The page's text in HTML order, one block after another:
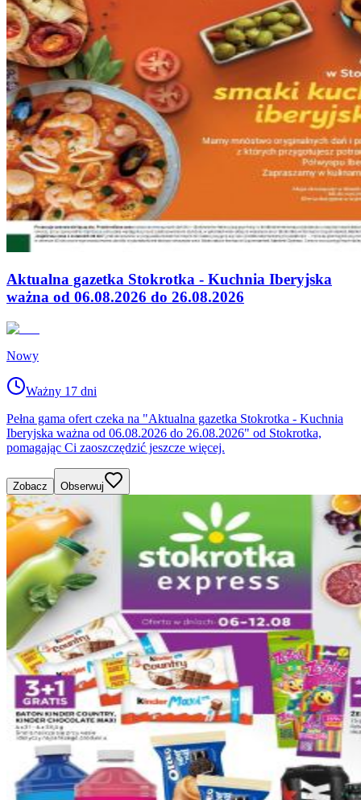
Aktualna gazetka Stokrotka - Kuchnia Iberyjska
ważna od 06.08.2026 do 26.08.2026
Nowy
Ważny 17 dni
Pełna gama ofert czeka na "Aktualna gazetka Stokrotka - Kuchnia
Iberyjska ważna od 06.08.2026 do 26.08.2026" od Stokrotka,
pomagając Ci zaoszczędzić jeszcze więcej.
Zobacz Obserwuj